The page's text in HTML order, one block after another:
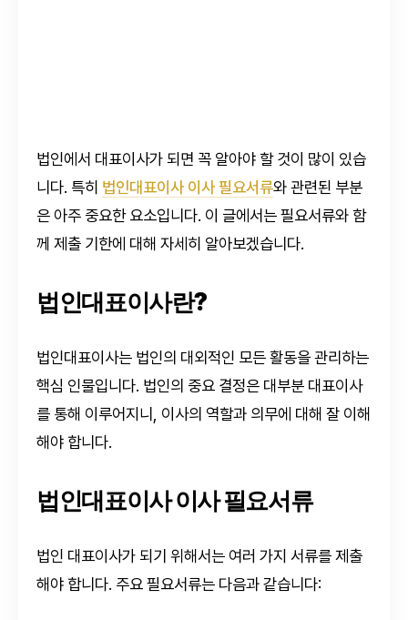
법인에서 대표이사가 되면 꼭 알아야 할 것이 많이 있습
니다. 특히 법인대표이사 이사 필요서류와 관련된 부분
은 아주 중요한 요소입니다. 이 글에서는 필요서류와 함
께 제출 기한에 대해 자세히 알아보겠습니다.
법인대표이사란?
법인대표이사는 법인의 대외적인 모든 활동을 관리하는
핵심 인물입니다. 법인의 중요 결정은 대부분 대표이사
를 통해 이루어지니, 이사의 역할과 의무에 대해 잘 이해
해야 합니다.
법인대표이사 이사 필요서류
법인 대표이사가 되기 위해서는 여러 가지 서류를 제출
해야 합니다. 주요 필요서류는 다음과 같습니다: